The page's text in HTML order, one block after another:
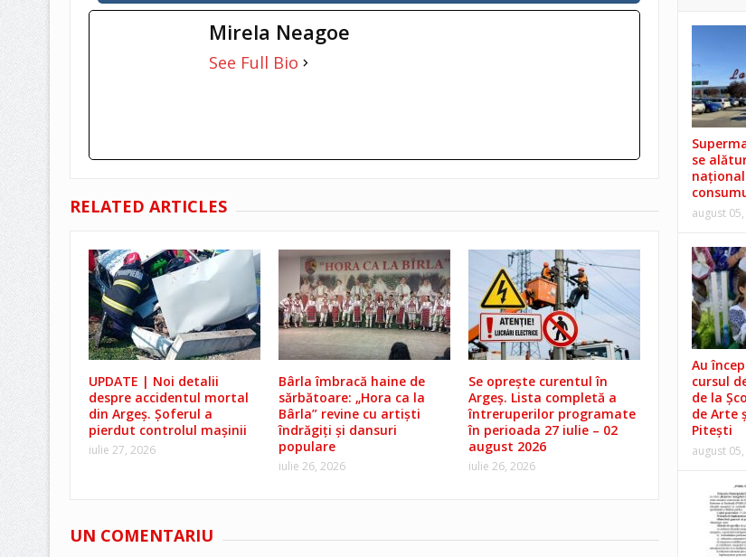
Mirela Neagoe
See Full Bio
RELATED ARTICLES
UPDATE | Noi detalii
despre accidentul mortal
din Argeș. Șoferul a
pierdut controlul mașinii
iulie 27, 2026
Bârla îmbracă haine de
sărbătoare: „Hora ca la
Bârla” revine cu artiști
îndrăgiți și dansuri
populare
iulie 26, 2026
Se oprește curentul în
Argeș. Lista completă a
întreruperilor programate
în perioada 27 iulie – 02
august 2026
iulie 26, 2026
UN COMENTARIU
se
august
Au
cursul
de la
de Arte
Pitești
august